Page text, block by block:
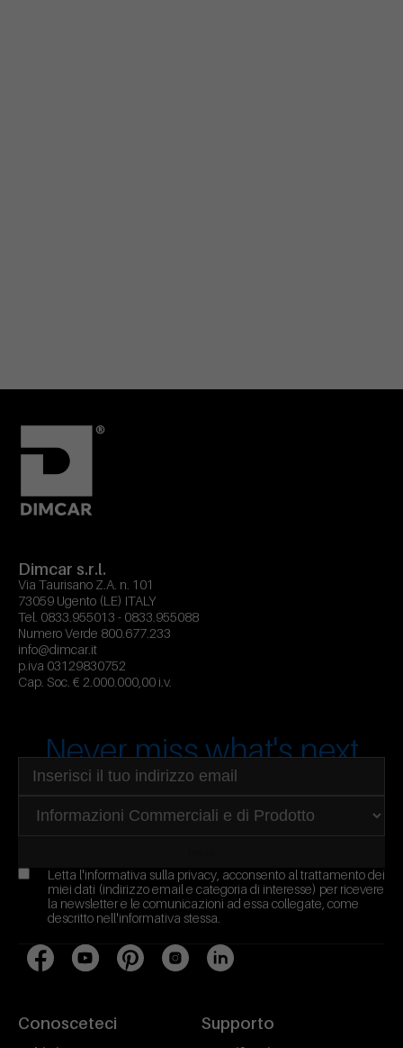
Dimcar s.r.l.
Via Taurisano Z.A. n. 101
73059 Ugento (LE) ITALY
Tel. 0833.955013 - 0833.955088
Numero Verde 800.677.233
info@dimcar.it
p.iva 03129830752
Cap. Soc. € 2.000.000,00 i.v.
Never miss what's next
Letta l'informativa sulla privacy , acconsento al trattamento dei
miei dati (indirizzo email e categoria di interesse) per ricevere
la newsletter e le comunicazioni ad essa collegate, come
descritto nell'informativa stessa.
FacebookYouTubePinterestInstagramLinkedIn
Conosceteci Supporto